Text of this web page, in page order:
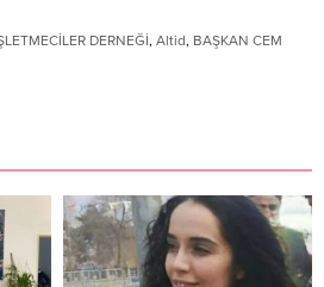
DERNEĞİ, Altid, BAŞKAN CEM